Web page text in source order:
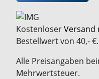
KostenloserVersand
Bestellwert von 40,- €.
Alle Preisangaben
Mehrwertsteuer.